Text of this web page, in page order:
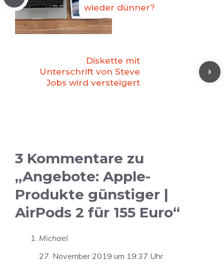
wieder dünner?
Diskette mit
Unterschrift von Steve
Jobs wird versteigert
3 Kommentare zu
„Angebote: Apple-
Produkte günstiger |
AirPods 2 für 155 Euro“
Michael
27. November 2019 um 19:37 Uhr